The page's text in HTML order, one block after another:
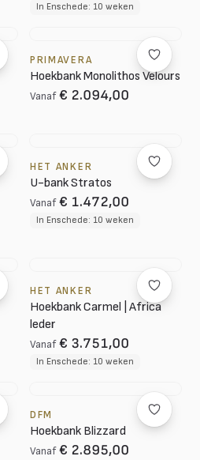
In Enschede: 10 weken
PRIMAVERA
Hoekbank Monolithos Velours
Vanaf € 2.094,00
HET ANKER
U-bank Stratos
Vanaf € 1.472,00
In Enschede: 10 weken
HET ANKER
Hoekbank Carmel | Africa
leder
Vanaf € 3.751,00
In Enschede: 10 weken
DFM
Hoekbank Blizzard
Vanaf € 2.895,00